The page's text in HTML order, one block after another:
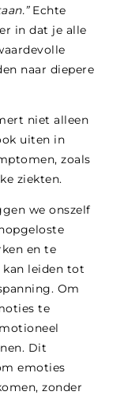
Echte
in dat je alle
naar diepere
niet alleen
uiten in
zoals
ziekten.
we onszelf
en te
leiden tot
Om
te
Dit
emoties
zonder